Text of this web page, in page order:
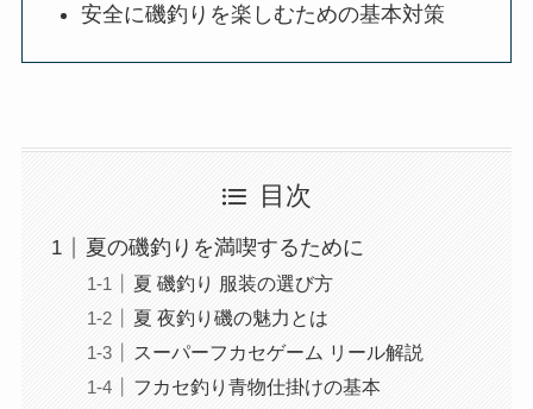
安全に磯釣りを楽しむための基本対策
目次
夏の磯釣りを満喫するために
夏 磯釣り 服装の選び方
夏 夜釣り磯の魅力とは
スーパーフカセゲーム リール解説
フカセ釣り青物仕掛けの基本